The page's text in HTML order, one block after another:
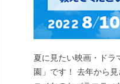
夏に見たい映画・ドラ
園」です！ 去年から